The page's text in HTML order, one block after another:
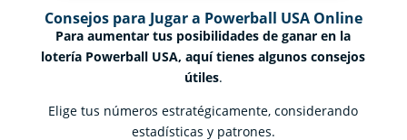
Consejos para Jugar a Powerball USA Online
Para aumentar tus posibilidades de ganar en la
lotería Powerball USA, aquí tienes algunos consejos
útiles.
Elige tus números estratégicamente, considerando
estadísticas y patrones.